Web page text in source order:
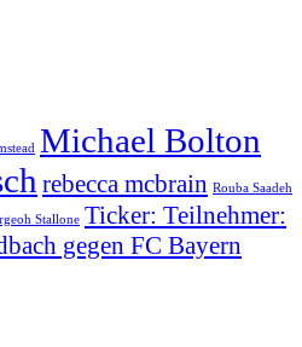
Michael Bolton
rebecca mcbrain Rouba Saadeh
Stallone Ticker: Teilnehmer:
gegen FC Bayern